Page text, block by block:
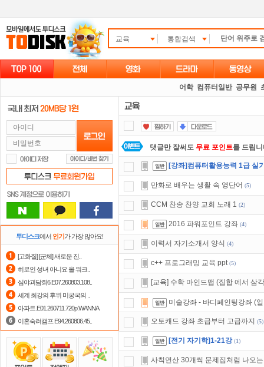
교육 통합검색
어학 컴퓨터일반 공무원
투디스크에서 인기가 가장 많아요!
[고화질] [군체] 새로운 진..
히로인 성녀 아니요 올 워크..
심야괴담회6.E07.260803.108..
세계 최강의 후위 미궁국의 ..
아파트.E01.260711.720p.WANNA
이혼숙려캠프.E94.260806.45..
댓글만 잘써도 무료 포인트를 드립
포인트할인쿠폰 사용방법안내
숨어있는 카드 마일리지 조회하고
자녀보호기능으로 가족과 함께 투디
스마트TV로 투디스크영화,드라마,
출석체크이벤트!매일매일출석체
[강좌]컴퓨터활용능력 1급 실
만화로 배우는 생활 속 영단어 (5)
CCM 찬송 찬양 교회 노래 1 (2)
2016 파워포인트 강좌 (4)
이력서 자기소개서 양식 (4)
c++ 프로그래밍 교육 ppt (5)
[교육] 수학 마인드맵 (집합 에서 삼
미술강좌 - 바디페인팅강좌 (
오토캐드 강좌 초급부터 고급까지 (5)
[전기 자기학]1-21강 (1)
사칙연산 30개씩 문제집처럼 나오